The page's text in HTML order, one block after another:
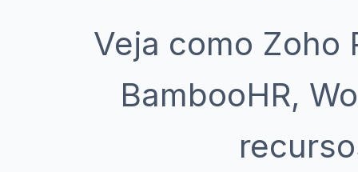
Veja como Zoho
BambooHR,